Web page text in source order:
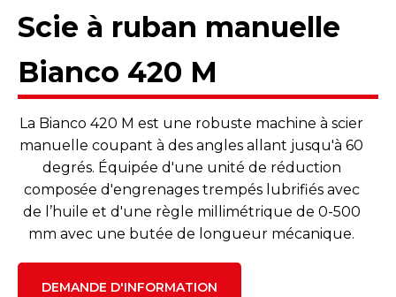
Scie à ruban manuelle
Bianco 420 M
La Bianco 420 M est une robuste machine à scier
manuelle coupant à des angles allant jusqu'à 60
degrés. Équipée d'une unité de réduction
composée d'engrenages trempés lubrifiés avec
de l’huile et d'une règle millimétrique de 0-500
mm avec une butée de longueur mécanique.
DEMANDE D'INFORMATION